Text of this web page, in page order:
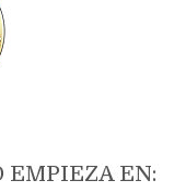
EMPIEZA EN: